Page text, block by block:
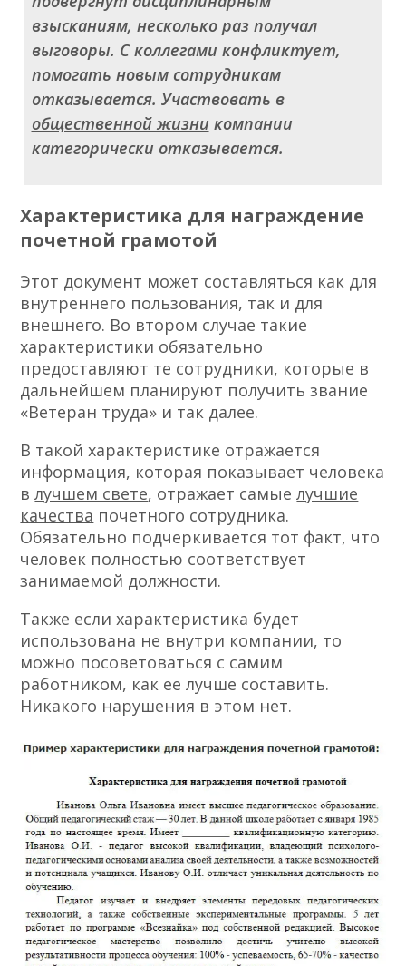
взысканиям, несколько раз получал
выговоры. С коллегами конфликтует,
помогать новым сотрудникам
отказывается. Участвовать в
общественной жизни компании
категорически отказывается.
Характеристика для награждение
почетной грамотой
Этот документ может составляться как для
внутреннего пользования, так и для
внешнего. Во втором случае такие
характеристики обязательно
предоставляют те сотрудники, которые в
дальнейшем планируют получить звание
«Ветеран труда» и так далее.
В такой характеристике отражается
информация, которая показывает человека
влучшем свете, отражает самыелучшие
качества почетного сотрудника.
Обязательно подчеркивается тот факт, что
человек полностью соответствует
занимаемой должности.
Также если характеристика будет
использована не внутри компании, то
можно посоветоваться с самим
работником, как ее лучше составить.
Никакого нарушения в этом нет.